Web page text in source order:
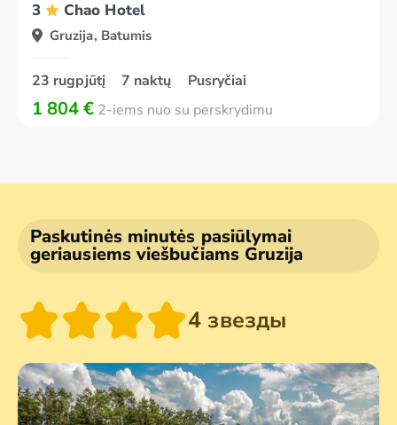
3 Chao Hotel
Gruzija, Batumis
23 rugpjūtį 7 naktų Pusryčiai
1 804 € 2-iems nuo su perskrydimu
Paskutinės minutės pasiūlymai
geriausiems viešbučiams Gruzija
4 звезды